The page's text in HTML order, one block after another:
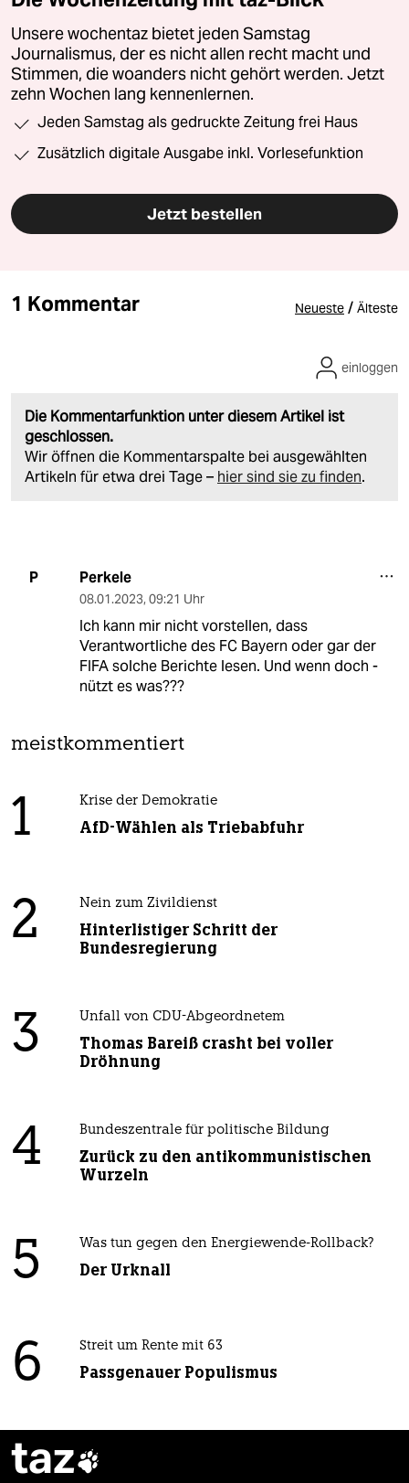
Unsere wochentaz bietet jeden Samstag
Journalismus, der es nicht allen recht macht und
Stimmen, die woanders nicht gehört werden. Jetzt
zehn Wochen lang kennenlernen.
Jeden Samstag als gedruckte Zeitung frei Haus
Zusätzlich digitale Ausgabe inkl. Vorlesefunktion
Jetzt bestellen
1 Kommentar Neueste / Älteste
Die Kommentarfunktion unter diesem Artikel ist
geschlossen.
Wir öffnen die Kommentarspalte bei ausgewählten
Artikeln für etwa drei Tage – hier sind sie zu finden.
einloggen
P Perkele
08.01.2023, 09:21 Uhr
Ich kann mir nicht vorstellen, dass
Verantwortliche des FC Bayern oder gar der
FIFA solche Berichte lesen. Und wenn doch -
nützt es was???
meistkommentiert
1 Krise der Demokratie
AfD-Wählen als Triebabfuhr
2 Nein zum Zivildienst
Hinterlistiger Schritt der
Bundesregierung
3 Unfall von CDU-Abgeordnetem
Thomas Bareiß crasht bei voller
Dröhnung
4 Bundeszentrale für politische Bildung
Zurück zu den antikommunistischen
Wurzeln
5 Was tun gegen den Energiewende-Rollback?
Der Urknall
6 Streit um Rente mit 63
Passgenauer Populismus
taz